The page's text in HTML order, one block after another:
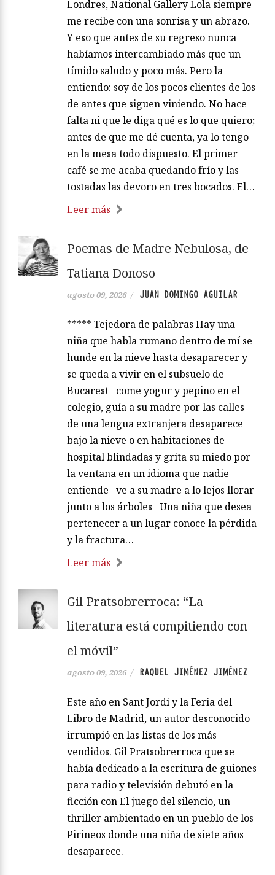
Londres, National Gallery Lola siempre
me recibe con una sonrisa y un abrazo.
Y eso que antes de su regreso nunca
habíamos intercambiado más que un
tímido saludo y poco más. Pero la
entiendo: soy de los pocos clientes de los
de antes que siguen viniendo. No hace
falta ni que le diga qué es lo que quiero;
antes de que me dé cuenta, ya lo tengo
en la mesa todo dispuesto. El primer
café se me acaba quedando frío y las
tostadas las devoro en tres bocados. El…
Leer más
Poemas de Madre Nebulosa, de
Tatiana Donoso
agosto 09, 2026 / JUAN DOMINGO AGUILAR
***** Tejedora de palabras Hay una
niña que habla rumano dentro de mí se
hunde en la nieve hasta desaparecer y
se queda a vivir en el subsuelo de
Bucarest come yogur y pepino en el
colegio, guía a su madre por las calles
de una lengua extranjera desaparece
bajo la nieve o en habitaciones de
hospital blindadas y grita su miedo por
la ventana en un idioma que nadie
entiende ve a su madre a lo lejos llorar
junto a los árboles Una niña que desea
pertenecer a un lugar conoce la pérdida
y la fractura…
Leer más
Gil Pratsobrerroca: “La
literatura está compitiendo con
el móvil”
agosto 09, 2026 / RAQUEL JIMÉNEZ JIMÉNEZ
Este año en Sant Jordi y la Feria del
Libro de Madrid, un autor desconocido
irrumpió en las listas de los más
vendidos. Gil Pratsobrerroca que se
había dedicado a la escritura de guiones
para radio y televisión debutó en la
ficción con El juego del silencio, un
thriller ambientado en un pueblo de los
Pirineos donde una niña de siete años
desaparece.